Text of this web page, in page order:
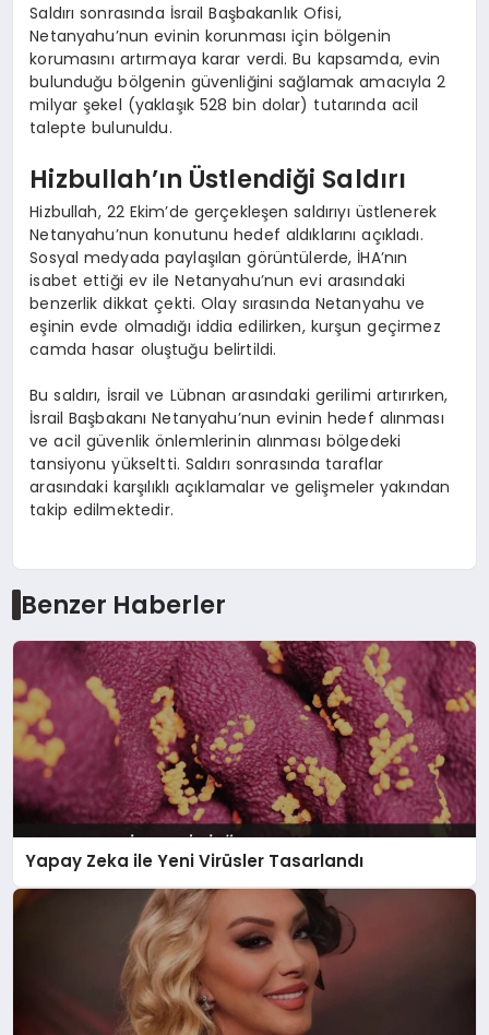
Saldırı sonrasında İsrail Başbakanlık Ofisi,
Netanyahu’nun evinin korunması için bölgenin
korumasını artırmaya karar verdi. Bu kapsamda, evin
bulunduğu bölgenin güvenliğini sağlamak amacıyla 2
milyar şekel (yaklaşık 528 bin dolar) tutarında acil
talepte bulunuldu.
Hizbullah’ın Üstlendiği Saldırı
Hizbullah, 22 Ekim’de gerçekleşen saldırıyı üstlenerek
Netanyahu’nun konutunu hedef aldıklarını açıkladı.
Sosyal medyada paylaşılan görüntülerde, İHA’nın
isabet ettiği ev ile Netanyahu’nun evi arasındaki
benzerlik dikkat çekti. Olay sırasında Netanyahu ve
eşinin evde olmadığı iddia edilirken, kurşun geçirmez
camda hasar oluştuğu belirtildi.
Bu saldırı, İsrail ve Lübnan arasındaki gerilimi artırırken,
İsrail Başbakanı Netanyahu’nun evinin hedef alınması
ve acil güvenlik önlemlerinin alınması bölgedeki
tansiyonu yükseltti. Saldırı sonrasında taraflar
arasındaki karşılıklı açıklamalar ve gelişmeler yakından
takip edilmektedir.
Benzer Haberler
Yapay Zeka ile Yeni Virüsler Tasarlandı